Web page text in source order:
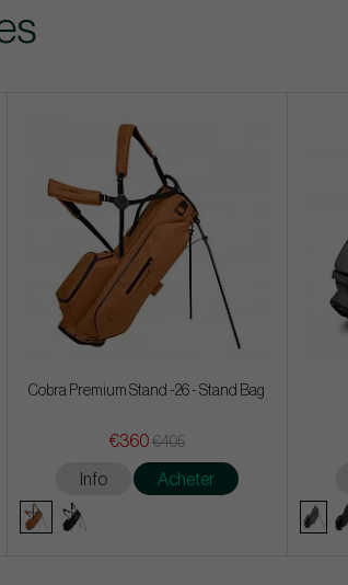
Cobra Premium Stand -26 - Stand Bag
€360 €405
Info Acheter